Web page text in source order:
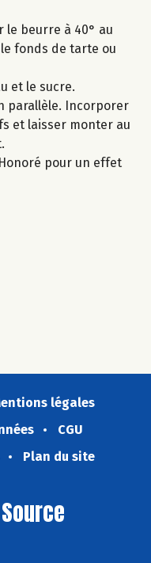
beurre à 40° au
fonds de tarte ou
et le sucre.
parallèle. Incorporer
et laisser monter au
pour un effet
légales
CGU
Plan du site